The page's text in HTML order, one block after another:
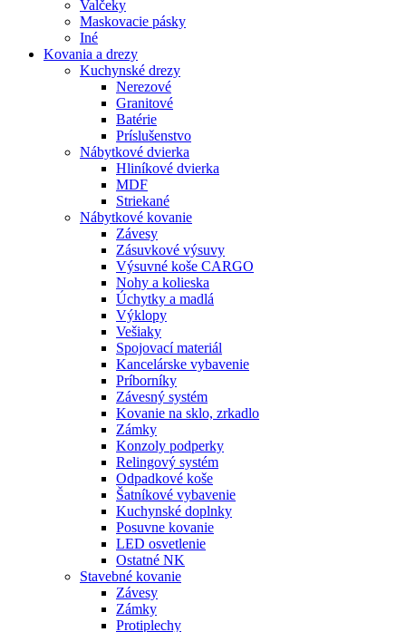
Valčeky
Maskovacie pásky
Iné
Kovania a drezy
Kuchynské drezy
Nerezové
Granitové
Batérie
Príslušenstvo
Nábytkové dvierka
Hliníkové dvierka
MDF
Striekané
Nábytkové kovanie
Závesy
Zásuvkové výsuvy
Výsuvné koše CARGO
Nohy a kolieska
Úchytky a madlá
Výklopy
Vešiaky
Spojovací materiál
Kancelárske vybavenie
Príborníky
Závesný systém
Kovanie na sklo, zrkadlo
Zámky
Konzoly podperky
Relingový systém
Odpadkové koše
Šatníkové vybavenie
Kuchynské doplnky
Posuvne kovanie
LED osvetlenie
Ostatné NK
Stavebné kovanie
Závesy
Zámky
Protiplechy